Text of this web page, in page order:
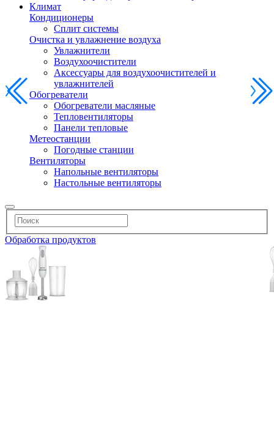
Климат
Кондиционеры
Сплит системы
Очистка и увлажнение воздуха
Увлажнители
Воздухоочистители
Аксессуары для воздухоочистителей и
увлажнителей
Обогреватели
Обогреватели масляные
Тепловентиляторы
Панели тепловые
Метеостанции
Погодные станции
Вентиляторы
Напольные вентиляторы
Настольные вентиляторы
Обработка продуктов